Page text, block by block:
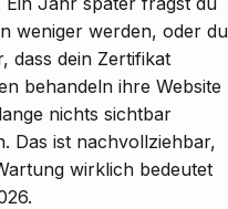
weniger werden, oder du
dass dein Zertifikat
behandeln ihre Website
nichts sichtbar
Das ist nachvollziehbar,
wirklich bedeutet